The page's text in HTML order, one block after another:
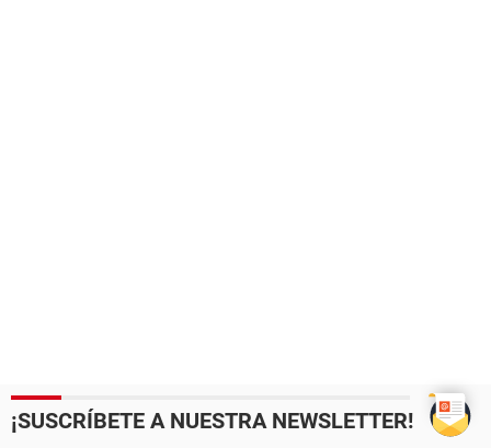
¡SUSCRÍBETE A NUESTRA NEWSLETTER!